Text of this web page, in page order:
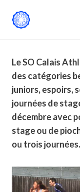
Le SO Calais
des catégories
juniors, espoirs,
journées de
décembre avec
stage ou de
ou trois journées.